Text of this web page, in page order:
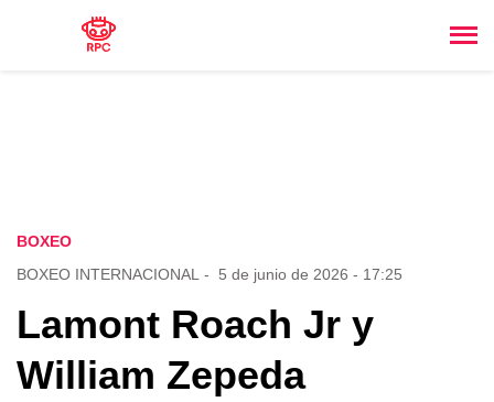
BOXEO
BOXEO INTERNACIONAL - 5 de junio de 2026 - 17:25
Lamont Roach Jr y
William Zepeda